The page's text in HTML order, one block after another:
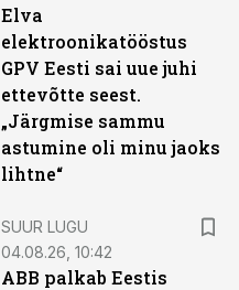
Elva
elektroonikatööstus
GPV Eesti sai uue juhi
ettevõtte seest.
„Järgmise sammu
astumine oli minu jaoks
lihtne“
SUUR LUGU
04.08.26, 10:42
ABB palkab Eestis